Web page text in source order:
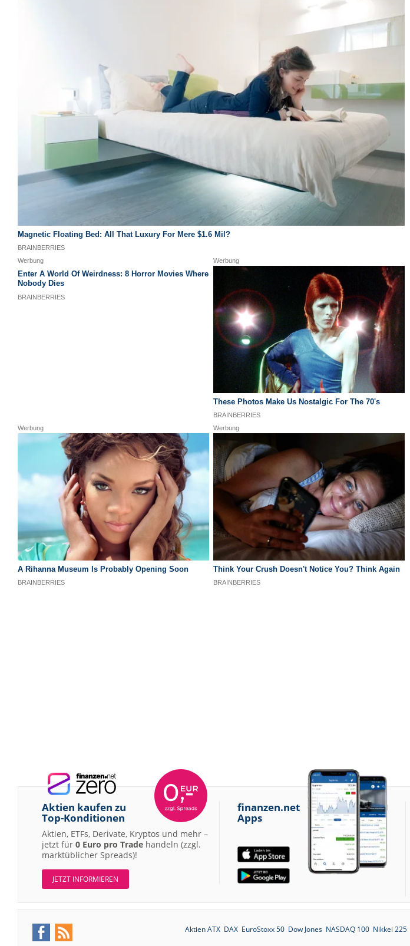
Aktien kaufen zu
Top-Konditionen
Aktien, ETFs, Derivate, Kryptos und mehr –
jetzt für 0 Euro pro Trade handeln (zzgl.
marktüblicher Spreads)!
JETZT INFORMIEREN
finanzen.net
Apps
Aktien ATX DAX EuroStoxx 50 Dow Jones NASDAQ 100 Nikkei 225